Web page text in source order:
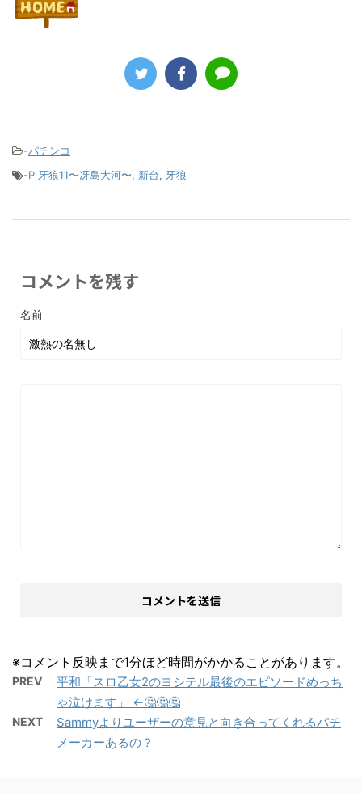
-パチンコ
-P 牙狼11〜冴島大河〜, 新台, 牙狼
コメントを残す
名前
※コメント反映まで1分ほど時間がかかることがあります。
PREV
平和「スロ乙女2のヨシテル最後のエピソードめっち
ゃ泣けます」 ←🤔🤔🤔
NEXT
Sammyよりユーザーの意見と向き合ってくれるパチ
メーカーあるの？